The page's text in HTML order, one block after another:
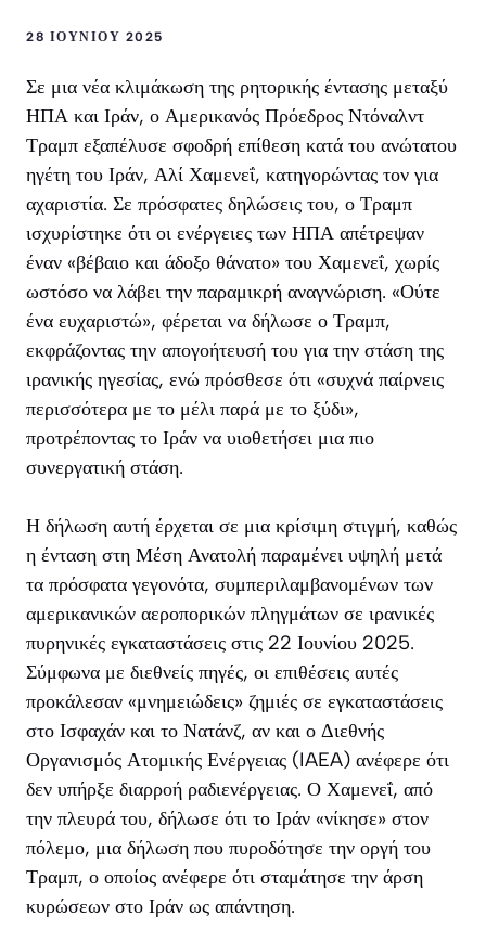
28 ΙΟΥΝΊΟΥ 2025
Σε μια νέα κλιμάκωση της ρητορικής έντασης μεταξύ
ΗΠΑ και Ιράν, ο Αμερικανός Πρόεδρος Ντόναλντ
Τραμπ εξαπέλυσε σφοδρή επίθεση κατά του ανώτατου
ηγέτη του Ιράν, Αλί Χαμενεΐ, κατηγορώντας τον για
αχαριστία. Σε πρόσφατες δηλώσεις του, ο Τραμπ
ισχυρίστηκε ότι οι ενέργειες των ΗΠΑ απέτρεψαν
έναν «βέβαιο και άδοξο θάνατο» του Χαμενεΐ, χωρίς
ωστόσο να λάβει την παραμικρή αναγνώριση. «Ούτε
ένα ευχαριστώ», φέρεται να δήλωσε ο Τραμπ,
εκφράζοντας την απογοήτευσή του για την στάση της
ιρανικής ηγεσίας, ενώ πρόσθεσε ότι «συχνά παίρνεις
περισσότερα με το μέλι παρά με το ξύδι»,
προτρέποντας το Ιράν να υιοθετήσει μια πιο
συνεργατική στάση.
Η δήλωση αυτή έρχεται σε μια κρίσιμη στιγμή, καθώς
η ένταση στη Μέση Ανατολή παραμένει υψηλή μετά
τα πρόσφατα γεγονότα, συμπεριλαμβανομένων των
αμερικανικών αεροπορικών πληγμάτων σε ιρανικές
πυρηνικές εγκαταστάσεις στις 22 Ιουνίου 2025.
Σύμφωνα με διεθνείς πηγές, οι επιθέσεις αυτές
προκάλεσαν «μνημειώδεις» ζημιές σε εγκαταστάσεις
στο Ισφαχάν και το Νατάνζ, αν και ο Διεθνής
Οργανισμός Ατομικής Ενέργειας (IAEA) ανέφερε ότι
δεν υπήρξε διαρροή ραδιενέργειας. Ο Χαμενεΐ, από
την πλευρά του, δήλωσε ότι το Ιράν «νίκησε» στον
πόλεμο, μια δήλωση που πυροδότησε την οργή του
Τραμπ, ο οποίος ανέφερε ότι σταμάτησε την άρση
κυρώσεων στο Ιράν ως απάντηση.